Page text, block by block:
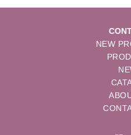
NEW